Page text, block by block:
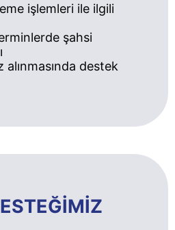
işlemleri ile ilgili
şahsi
alınmasında destek